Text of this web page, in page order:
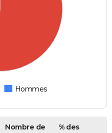
Hommes
Nombre de
% des